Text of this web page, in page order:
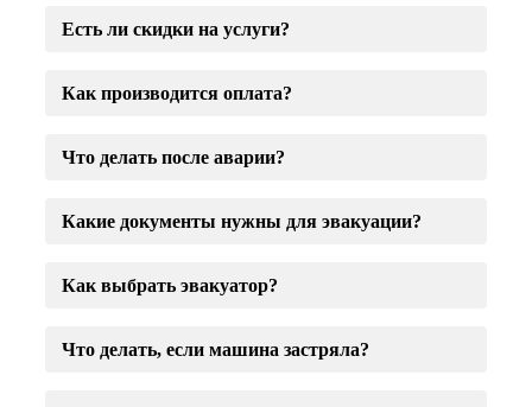
Есть ли скидки на услуги?
Как производится оплата?
Что делать после аварии?
Какие документы нужны для эвакуации?
Как выбрать эвакуатор?
Что делать, если машина застряла?